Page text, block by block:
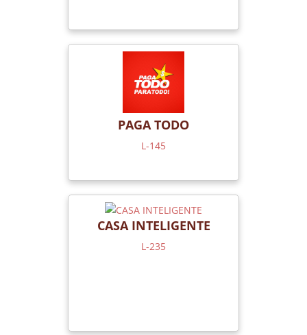
PAGA TODO
L-145
CASA INTELIGENTE
L-235